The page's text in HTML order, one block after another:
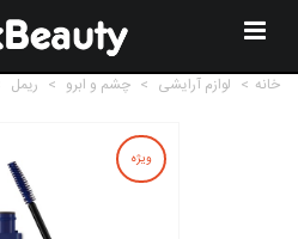
خانه > لوازم آرایشی > چشم و ابرو > ریمل
ویژه